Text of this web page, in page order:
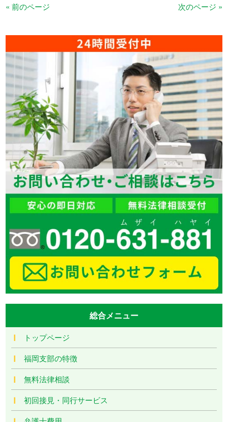
« 前のページ 次のページ »
総合メニュー
トップページ
福岡支部の特徴
無料法律相談
初回接見・同行サービス